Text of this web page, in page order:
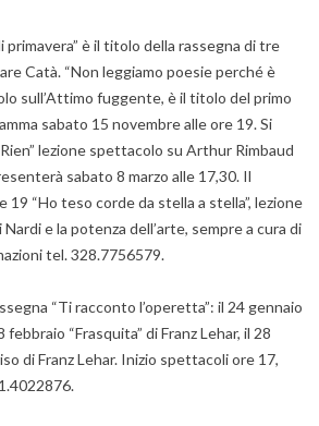
primavera” è il titolo della rassegna di tre
Catà. “Non leggiamo poesie perché è
sull’Attimo fuggente, è il titolo del primo
sabato 15 novembre alle ore 19. Si
lezione spettacolo su Arthur Rimbaud
sabato 8 marzo alle 17,30. Il
19 “Ho teso corde da stella a stella”, lezione
e la potenza dell’arte, sempre a cura di
tel. 328.7756579.
“Ti racconto l’operetta”: il 24 gennaio
febbraio “Frasquita” di Franz Lehar, il 28
di Franz Lehar. Inizio spettacoli ore 17,